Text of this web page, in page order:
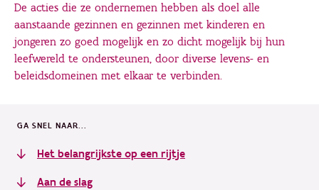
De acties die ze ondernemen hebben als doel alle
aanstaande gezinnen en gezinnen met kinderen en
jongeren zo goed mogelijk en zo dicht mogelijk bij hun
leefwereld te ondersteunen, door diverse levens- en
beleidsdomeinen met elkaar te verbinden.
GA SNEL NAAR...
Het belangrijkste op een rijtje
Aan de slag